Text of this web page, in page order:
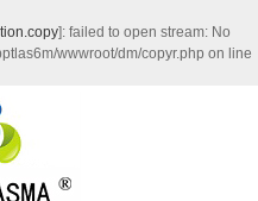
]: failed to open stream: No
wwwroot/dm/copyr.php on line